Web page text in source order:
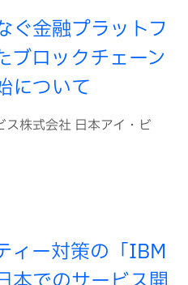
ぐ金融プラットフ
ブロックチェーン
について
株式会社 日本アイ・ビ
ィー対策の「IBM